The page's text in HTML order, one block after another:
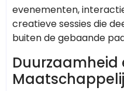
evenementen,
creatieve sessies die
buiten de gebaande
Duurzaamheid